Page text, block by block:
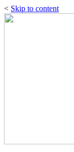
< Skip to content